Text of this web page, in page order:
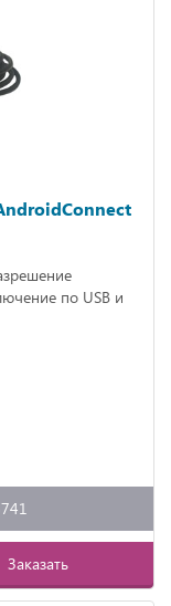
по USB и
Заказать